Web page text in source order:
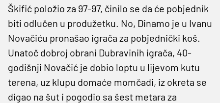
Škifić položio za 97-97, činilo se da će pobjednik
biti odlučen u produžetku. No, Dinamo je u Ivanu
Novačiću pronašao igrača za pobjednički koš.
Unatoč dobroj obrani Dubravinih igrača, 40-
godišnji Novačić je dobio loptu u lijevom kutu
terena, uz klupu domaće momčadi, iz okreta se
digao na šut i pogodio sa šest metara za